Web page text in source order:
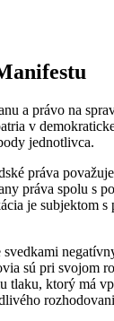
a právo na
v
jednotlivca.
práva
práva spolu s
je subjektom s
svedkami
sú pri svojom
tlaku, ktorý má